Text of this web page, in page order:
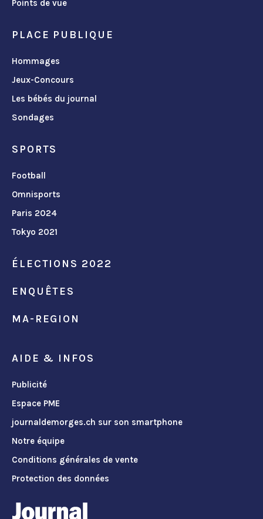
Points de vue
PLACE PUBLIQUE
Hommages
Jeux-Concours
Les bébés du journal
Sondages
SPORTS
Football
Omnisports
Paris 2024
Tokyo 2021
ÉLECTIONS 2022
ENQUÊTES
MA-REGION
AIDE & INFOS
Publicité
Espace PME
journaldemorges.ch sur son smartphone
Notre équipe
Conditions générales de vente
Protection des données